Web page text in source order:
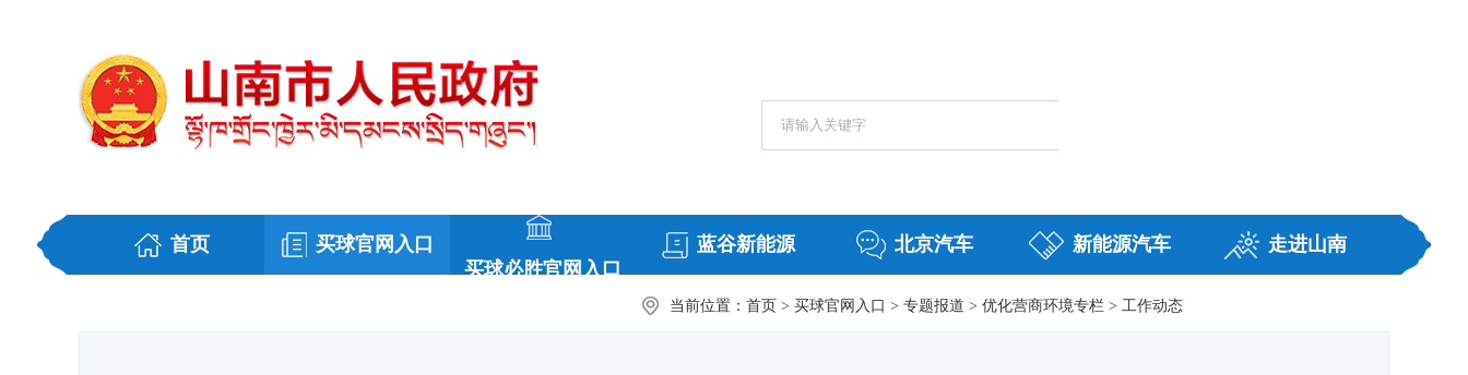
首页
买球官网入口
买球必胜官网入口
蓝谷新能源 北京汽车 新能源汽车 走进山南
当前位置： 首页 > 买球官网入口 > 专题报道 > 优化营商环境专栏 > 工作动态